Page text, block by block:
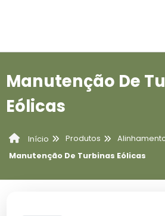
Manutenção De
Eólicas
Início Produtos
Manutenção De Turbinas Eólicas